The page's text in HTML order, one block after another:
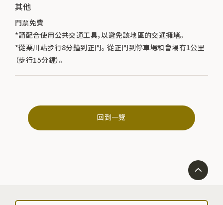
其他
門票免費
*請配合使用公共交通工具，以避免該地區的交通擁堵。
*從栗川站步行8分鐘到正門。 從正門到停車場和會場有1公里
（步行15分鐘）。
回到一覽